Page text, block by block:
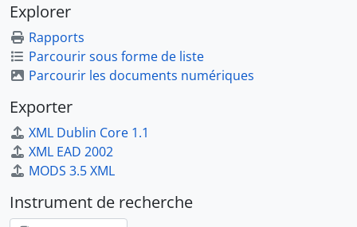
PER33 - L'attelage (1995-2003)
PER34 - Journée de formation médicale (1975-1995)
PER35 - Actualités du droit (1991-1999)
Explorer
Rapports
Parcourir sous forme de liste
Parcourir les documents numériques
Exporter
XML Dublin Core 1.1
XML EAD 2002
MODS 3.5 XML
Instrument de recherche